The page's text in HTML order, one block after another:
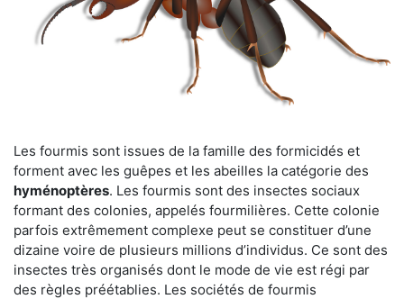
Les fourmis sont issues de la famille des formicidés et
forment avec les guêpes et les abeilles la catégorie des
hyménoptères. Les fourmis sont des insectes sociaux
formant des colonies, appelés fourmilières. Cette colonie
parfois extrêmement complexe peut se constituer d’une
dizaine voire de plusieurs millions d’individus. Ce sont des
insectes très organisés dont le mode de vie est régi par
des règles préétablies. Les sociétés de fourmis